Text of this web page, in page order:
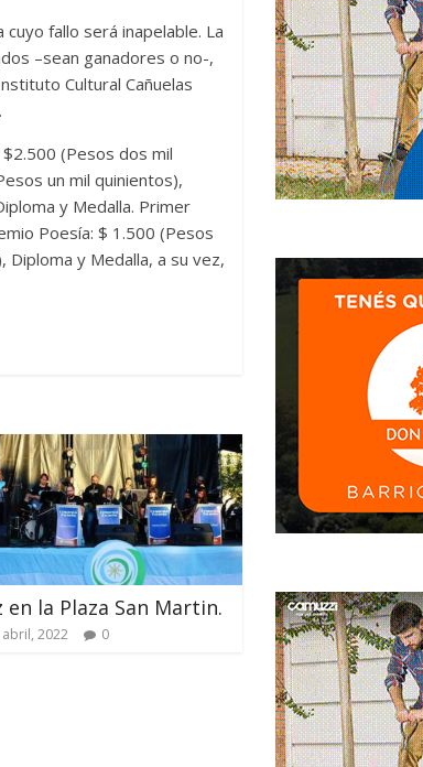
fallo será inapelable. La
–sean ganadores o no-,
Cultural Cañuelas
(Pesos dos mil
un mil quinientos),
y Medalla. Primer
Poesía: $ 1.500 (Pesos
Diploma y Medalla, a su vez,
en la Plaza San Martin.
2022 0